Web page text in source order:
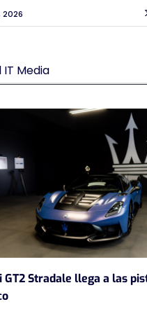
2026
GT2 Stradale llega a las